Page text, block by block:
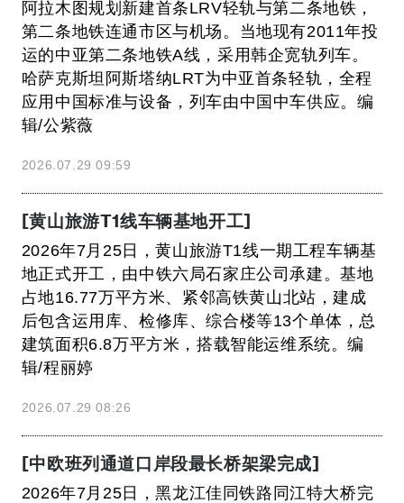
阿拉木图规划新建首条LRV轻轨与第二条地铁，
第二条地铁连通市区与机场。当地现有2011年投
运的中亚第二条地铁A线，采用韩企宽轨列车。
哈萨克斯坦阿斯塔纳LRT为中亚首条轻轨，全程
应用中国标准与设备，列车由中国中车供应。编
辑/公紫薇
2026.07.29 09:59
[黄山旅游T1线车辆基地开工]
2026年7月25日，黄山旅游T1线一期工程车辆基
地正式开工，由中铁六局石家庄公司承建。基地
占地16.77万平方米、紧邻高铁黄山北站，建成
后包含运用库、检修库、综合楼等13个单体，总
建筑面积6.8万平方米，搭载智能运维系统。编
辑/程丽婷
2026.07.29 08:26
[中欧班列通道口岸段最长桥架梁完成]
2026年7月25日，黑龙江佳同铁路同江特大桥完